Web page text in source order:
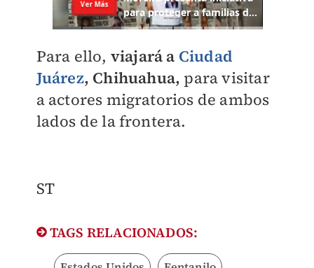
Para ello, viajará a Ciudad
Juárez, Chihuahua, para visitar
a actores migratorios de ambos
lados de la frontera.
ST
TAGS RELACIONADOS: